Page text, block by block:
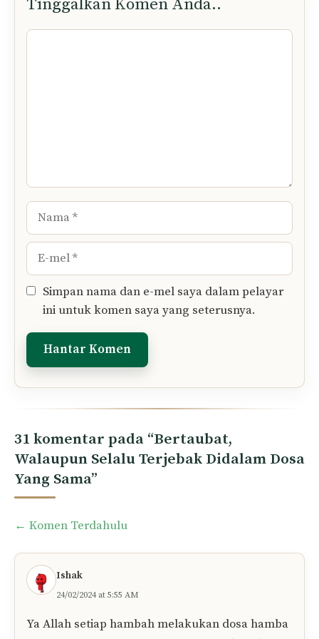
Tinggalkan Komen Anda..
Komen
E-
mel
Simpan nama dan e-mel saya dalam pelayar
ini untuk komen saya yang seterusnya.